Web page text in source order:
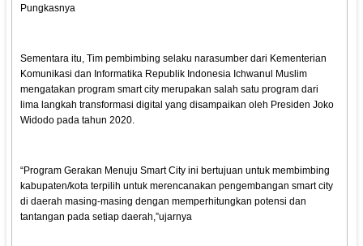
Pungkasnya
Sementara itu, Tim pembimbing selaku narasumber dari Kementerian
Komunikasi dan Informatika Republik Indonesia Ichwanul Muslim
mengatakan program smart city merupakan salah satu program dari
lima langkah transformasi digital yang disampaikan oleh Presiden Joko
Widodo pada tahun 2020.
“Program Gerakan Menuju Smart City ini bertujuan untuk membimbing
kabupaten/kota terpilih untuk merencanakan pengembangan smart city
di daerah masing-masing dengan memperhitungkan potensi dan
tantangan pada setiap daerah,”ujarnya